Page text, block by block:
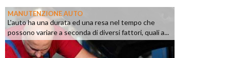
MANUTENZIONE AUTO
L'auto ha una durata ed una resa nel tempo che
possono variare a seconda di diversi fattori, quali a...